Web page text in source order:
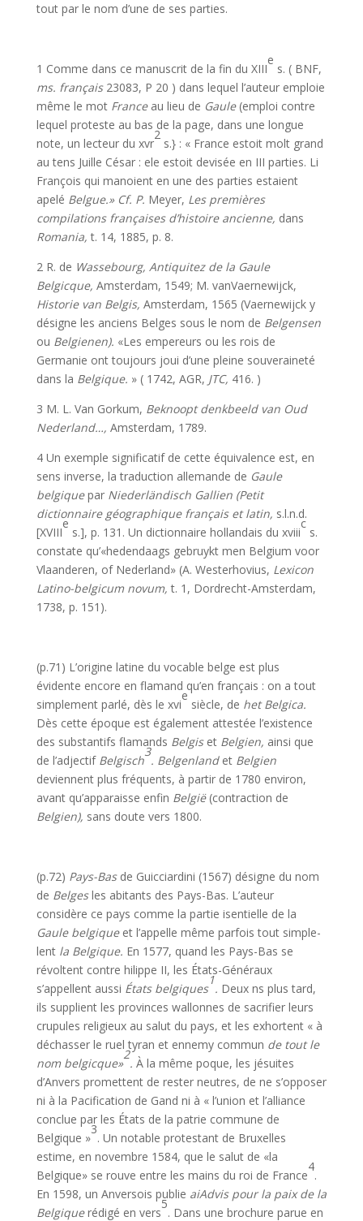
tout par le nom d’une de ses parties.
1 Comme dans ce manuscrit de la fin du XIII
e
s. ( BNF,
ms. français 23083, P 20 ) dans lequel l’auteur emploie
même le mot France au lieu de Gaule (emploi contre
lequel proteste au bas de la page, dans une longue
note, un lecteur du xvr
2
s.} : « France estoit molt grand
au tens Juille César : ele estoit devisée en III parties. Li
François qui manoient en une des parties estaient
apelé Belgue.» Cf. P. Meyer, Les premières
compilations fran­çaises d’histoire ancienne, dans
Romania,t. 14, 1885, p. 8.
2 R. de Wassebourg, Antiquitez de la Gaule
Belgicque, Amsterdam, 1549; M. vanVaernewijck,
Historie van Belgis, Amsterdam, 1565 (Vaernewijck y
désigne les anciens Belges sous le nom de Belgensen
ou Belgienen). «Les empereurs ou les rois de
Germanie ont toujours joui d’une pleine souveraineté
dans la Belgique. » ( 1742, AGR, JTC, 416. )
3 M. L. Van Gorkum, Beknoopt denkbeeld van Oud
Nederland…, Amsterdam, 1789.
4 Un exemple significatif de cette équivalence est, en
sens inverse, la traduction alle­mande de Gaule
belgiquepar Niederländisch Gallien (Petit
dictionnaire géographique français et latin, s.l.n.d.
[XVIII
e
s.], p. 131. Un dictionnaire hollandais du xviii
c
s.
constate qu’«hedendaags gebruykt men Belgium voor
Vlaanderen, of Nederland» (A. Westerhovius, Lexicon
Latino-belgicum novum,t. 1, Dordrecht-Amsterdam,
1738, p. 151).
(p.71) L’origine latine du vocable belge est plus
évidente encore en flamand qu’en français : on a tout
simplement parlé, dès le xvi
e
siècle, de het Belgica.
Dès cette époque est également attestée l’existence
des substantifs flamands Belgis et Belgien, ainsi que
de l’adjectif Belgisch
3
. Belgenland et Belgien
deviennent plus fréquents, à partir de 1780 envi­ron,
avant qu’apparaisse enfin België (contraction de
Belgien), sans doute vers 1800.
(p.72) Pays-Bas de Guicciardini (1567) désigne du nom
de Belgesles abitants des Pays-Bas. L’auteur
considère ce pays comme la partie isentielle de la
Gaule belgique et l’appelle même parfois tout simple-
lent la Belgique. En 1577, quand les Pays-Bas se
révoltent contre hilippe II, les États-Généraux
s’appellent aussi États belgiques
1
. Deux ns plus tard,
ils supplient les provinces wallonnes de sacrifier leurs
crupules religieux au salut du pays, et les exhortent « à
déchasser le ruel tyran et ennemy commun de tout le
nom belgicque»
2
. À la même poque, les jésuites
d’Anvers promettent de rester neutres, de ne s’opposer
ni à la Pacification de Gand ni à « l’union et l’alliance
conclue par les États de la patrie commune de
Belgique »
3
. Un notable protestant de Bruxelles
estime, en novembre 1584, que le salut de «la
Belgique» se rouve entre les mains du roi de France
4
.
En 1598, un Anversois publie aiAdvis pour la paix de la
Belgiquerédigé en vers
5
. Dans une brochure parue en